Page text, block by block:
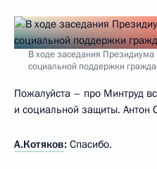
В ходе заседания Президиума
социальной поддержки
Пожалуйста – про Минтруд
и социальной защиты. Антон
А.Котяков: Спасибо.